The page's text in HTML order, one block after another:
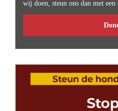
wij doen, steun ons dan met